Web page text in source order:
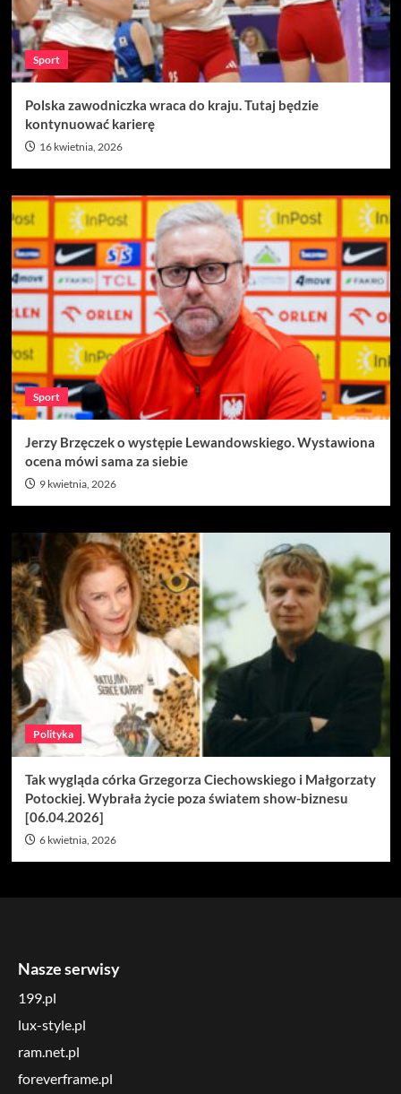
Sport
Polska zawodniczka wraca do kraju. Tutaj będzie
kontynuować karierę
16 kwietnia, 2026
Sport
Jerzy Brzęczek o występie Lewandowskiego. Wystawiona
ocena mówi sama za siebie
9 kwietnia, 2026
Polityka
Tak wygląda córka Grzegorza Ciechowskiego i Małgorzaty
Potockiej. Wybrała życie poza światem show-biznesu
[06.04.2026]
6 kwietnia, 2026
Nasze serwisy
199.pl
lux-style.pl
ram.net.pl
foreverframe.pl